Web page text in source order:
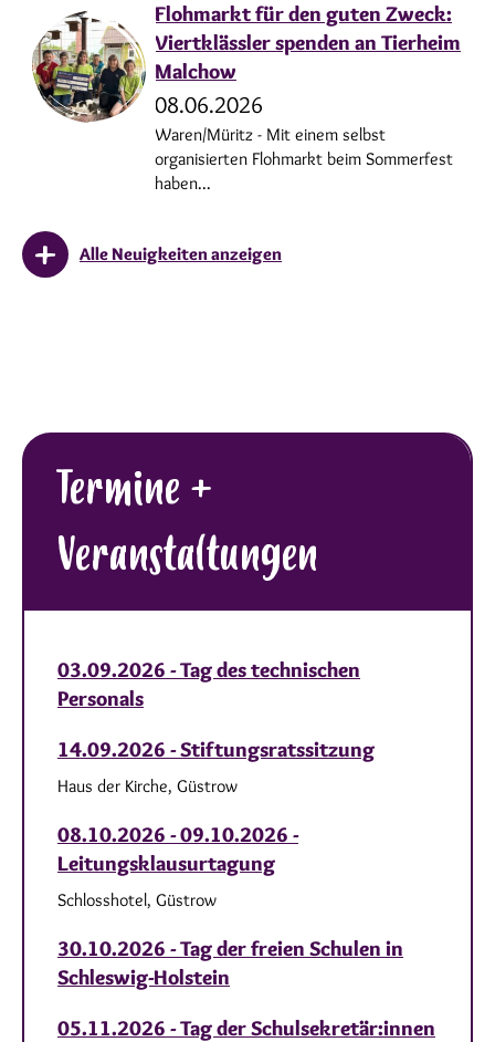
Flohmarkt für den guten Zweck:
Viertklässler spenden an Tierheim
Malchow
08.06.2026
Waren/Müritz - Mit einem selbst
organisierten Flohmarkt beim Sommerfest
haben...
Alle Neuigkeiten anzeigen
Termine +
Veranstaltungen
03.09.2026 - Tag des technischen
Personals
14.09.2026 - Stiftungsratssitzung
Haus der Kirche, Güstrow
08.10.2026 - 09.10.2026 -
Leitungsklausurtagung
Schlosshotel, Güstrow
30.10.2026 - Tag der freien Schulen in
Schleswig-Holstein
05.11.2026 - Tag der Schulsekretär:innen